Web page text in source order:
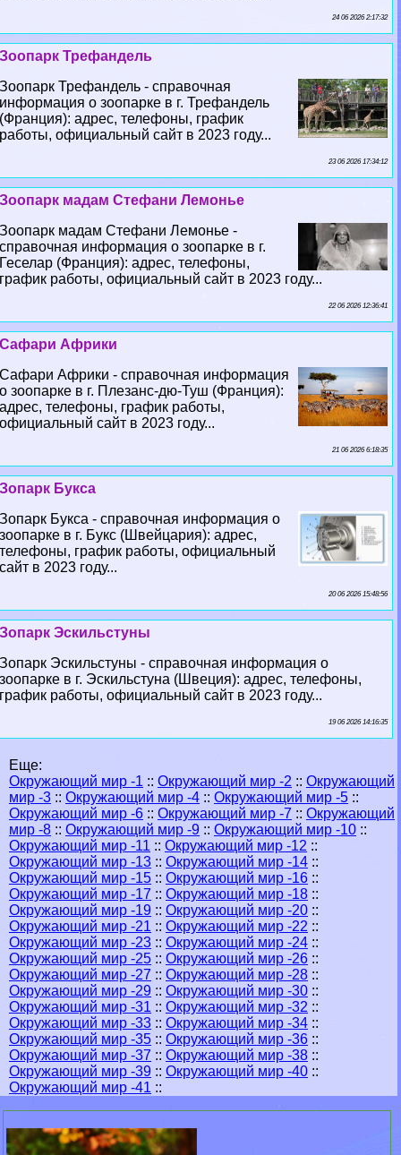
24 06 2026 2:17:32
Зоопарк Трефандель
Зоопарк Трефандель - справочная
информация о зоопарке в г. Трефандель
(Франция): адрес, телефоны, график
работы, официальный сайт в 2023 году...
23 06 2026 17:34:12
Зоопарк мадам Стефани Лемонье
Зоопарк мадам Стефани Лемонье -
справочная информация о зоопарке в г.
Геселар (Франция): адрес, телефоны,
график работы, официальный сайт в 2023 году...
22 06 2026 12:36:41
Сафари Африки
Сафари Африки - справочная информация
о зоопарке в г. Плезанс-дю-Туш (Франция):
адрес, телефоны, график работы,
официальный сайт в 2023 году...
21 06 2026 6:18:35
Зопарк Букса
Зопарк Букса - справочная информация о
зоопарке в г. Букс (Швейцария): адрес,
телефоны, график работы, официальный
сайт в 2023 году...
20 06 2026 15:48:56
Зопарк Эскильстуны
Зопарк Эскильстуны - справочная информация о
зоопарке в г. Эскильстуна (Швеция): адрес, телефоны,
график работы, официальный сайт в 2023 году...
19 06 2026 14:16:35
Еще:
Окружающий мир -1 :: Окружающий мир -2 :: Окружающий
мир -3 :: Окружающий мир -4 :: Окружающий мир -5 ::
Окружающий мир -6 :: Окружающий мир -7 :: Окружающий
мир -8 :: Окружающий мир -9 :: Окружающий мир -10 ::
Окружающий мир -11 :: Окружающий мир -12 ::
Окружающий мир -13 :: Окружающий мир -14 ::
Окружающий мир -15 :: Окружающий мир -16 ::
Окружающий мир -17 :: Окружающий мир -18 ::
Окружающий мир -19 :: Окружающий мир -20 ::
Окружающий мир -21 :: Окружающий мир -22 ::
Окружающий мир -23 :: Окружающий мир -24 ::
Окружающий мир -25 :: Окружающий мир -26 ::
Окружающий мир -27 :: Окружающий мир -28 ::
Окружающий мир -29 :: Окружающий мир -30 ::
Окружающий мир -31 :: Окружающий мир -32 ::
Окружающий мир -33 :: Окружающий мир -34 ::
Окружающий мир -35 :: Окружающий мир -36 ::
Окружающий мир -37 :: Окружающий мир -38 ::
Окружающий мир -39 :: Окружающий мир -40 ::
Окружающий мир -41 ::